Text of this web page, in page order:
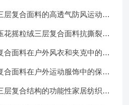
层复合面料的高透气防风运动服
花摇粒绒三层复合面料抗撕裂与
合面料在户外风衣和夹克中的应
合面料在户外运动服饰中的保暖
层复合结构的功能性家居纺织品